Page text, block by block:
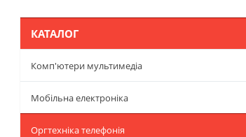
КАТАЛОГ
Комп'ютери мультимедіа
Мобільна електроніка
Оргтехніка телефонія